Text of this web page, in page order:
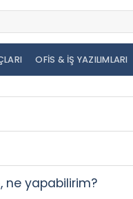
OFIS & İŞ YAZILIMLARI
ne yapabilirim?